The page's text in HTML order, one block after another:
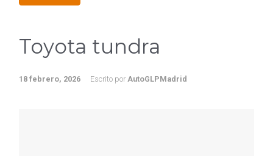
Toyota tundra
18 febrero, 2026 Escrito por AutoGLPMadrid